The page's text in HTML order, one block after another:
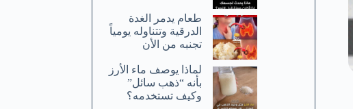
طعام يدمر الغدة
الدرقية وتتناوله يومياً
تجنبه من الأن
لماذا يوصف ماء الأرز
بأنه “ذهب سائل”
وكيف تستخدمه؟